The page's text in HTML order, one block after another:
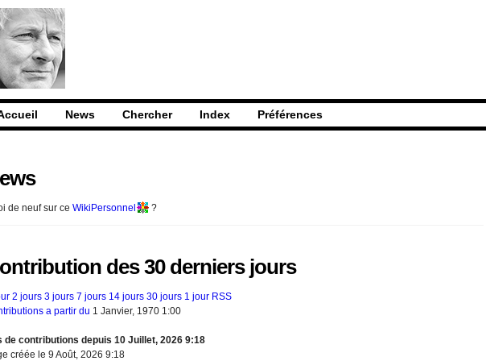
News Chercher Index Préférences
de neuf sur ce WikiPersonnel ?
des 30 derniers jours
2 jours 3 jours 7 jours 14 jours 30 jours 1 jour RSS
a partir du 1 Janvier, 1970 1:00
de contributions depuis 10 Juillet, 2026 9:18
créée le 9 Août, 2026 9:18